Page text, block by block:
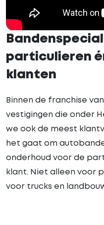
particulieren
klanten
Binnen de franchise
vestigingen die onder
we ook de meest
het gaat om
onderhoud voor de
klant. Niet alleen voor
voor trucks en